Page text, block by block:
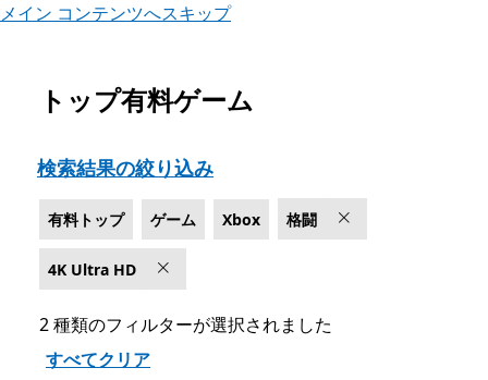
メイン コンテンツへスキップ
Microsoft.com をリスト
トップ有料ゲーム
検索結果の絞り込み
有料トップ ゲーム Xbox 格闘
4K Ultra HD
2 種類のフィルターが選択されました
すべてクリア